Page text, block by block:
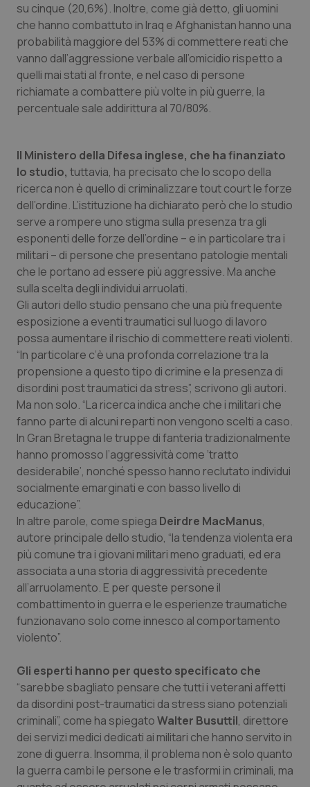
Sardegna
Sicilia
Toscana
Valle D’Aosta
Veneto
Malattia di Crohn & Rettocolite Ulcerosa
Neuroscienze & patologie neurodegenerative
Obesità
Oncodermatologia
Oncoematologia
Oncologia & Nutrizione
Psoriasi & pelle
Quotidiano Cardiologia
Quotidiano Chirurgia
Quotidiano Oncologia
Quotidiano Pediatria
Rene & patologie urogenitali
Salute orale & impianti
Sangue & coagulazione
Tiroide
Tumore al seno
Tumore ovarico
Tumori del Polmone & Testa Collo
Tumori gastrointestinali
Ulcera & Reflusso
Vaccini
su cinque (20,6%). Inoltre, come già detto, gli uomini
che hanno combattuto in Iraq e Afghanistan hanno una
probabilità maggiore del 53% di commettere reati che
vanno dall’aggressione verbale all’omicidio rispetto a
quelli mai stati al fronte, e nel caso di persone
richiamate a combattere più volte in più guerre, la
percentuale sale addirittura al 70/80%.
Il Ministero della Difesa inglese, che ha finanziato
lo studio, tuttavia, ha precisato che lo scopo della
ricerca non è quello di criminalizzaretout courtle forze
dell’ordine. L’istituzione ha dichiarato però che lo studio
serve a rompere uno stigma sulla presenza tra gli
esponenti delle forze dell’ordine – e in particolare tra i
militari – di persone che presentano patologie mentali
che le portano ad essere più aggressive. Ma anche
sulla scelta degli individui arruolati.
Gli autori dello studio pensano che una più frequente
esposizione a eventi traumatici sul luogo di lavoro
possa aumentare il rischio di commettere reati violenti.
“In particolare c’è una profonda correlazione tra la
propensione a questo tipo di crimine e la presenza di
disordini post traumatici da stress”, scrivono gli autori.
Ma non solo. “La ricerca indica anche che i militari che
fanno parte di alcuni reparti non vengono scelti a caso.
In Gran Bretagna le truppe di fanteria tradizionalmente
hanno promosso l’aggressività come ‘tratto
desiderabile’, nonché spesso hanno reclutato individui
socialmente emarginati e con basso livello di
educazione”.
In altre parole, come spiega Deirdre MacManus,
autore principale dello studio, “la tendenza violenta era
più comune tra i giovani militari meno graduati, ed era
associata a una storia di aggressività precedente
all’arruolamento. E per queste persone il
combattimento in guerra e le esperienze traumatiche
funzionavano solo come innesco al comportamento
violento”.
Gli esperti hanno per questo specificato che
“sarebbe sbagliato pensare che tutti i veterani affetti
da disordini post-traumatici da stress siano potenziali
criminali”, come ha spiegatoWalter Busuttil, direttore
dei servizi medici dedicati ai militari che hanno servito in
zone di guerra. Insomma, il problema non è solo quanto
la guerra cambi le persone e le trasformi in criminali, ma